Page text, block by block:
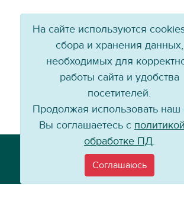
Email:info@baikal-energy.ru
На сайте используются
сбора и хранения данных,
необходимых для
работы сайта и удобства
посетителей.
Продолжая использовать наш
Вы соглашаетесь с
обработке ПД.
Соглашаюсь